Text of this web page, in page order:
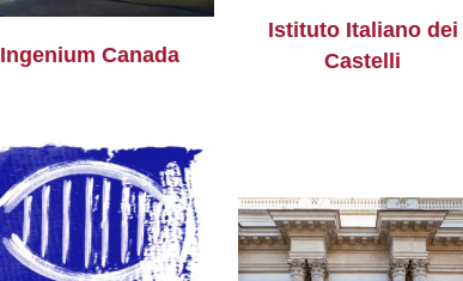
Ingenium Canada
Istituto Italiano dei
Castelli